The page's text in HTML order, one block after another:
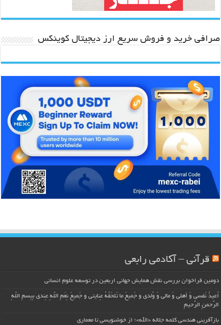
صرافی خرید و فروش سریع ارز دیجیتال کوینکس
قرآنی – آکادمی رابعی
دومین فراخوان بررسی نقش همایش جهانی اربعین در توسعه علوم انسانی
اُعیذُ نَفسی وَ أهلی وَ مالی وَ وُلدی و جَمیعَ ما تَلحَقُهُ عِنایتی و جَمیعَ نِعَمِ اللّهِ عِندی بِبِسمِ اللّهِ
الرَّحمنِ الرَّحیمِ
بازآفرینی هندسی کلمه جلاله «الله»؛ از خوشنویسی تا معماری